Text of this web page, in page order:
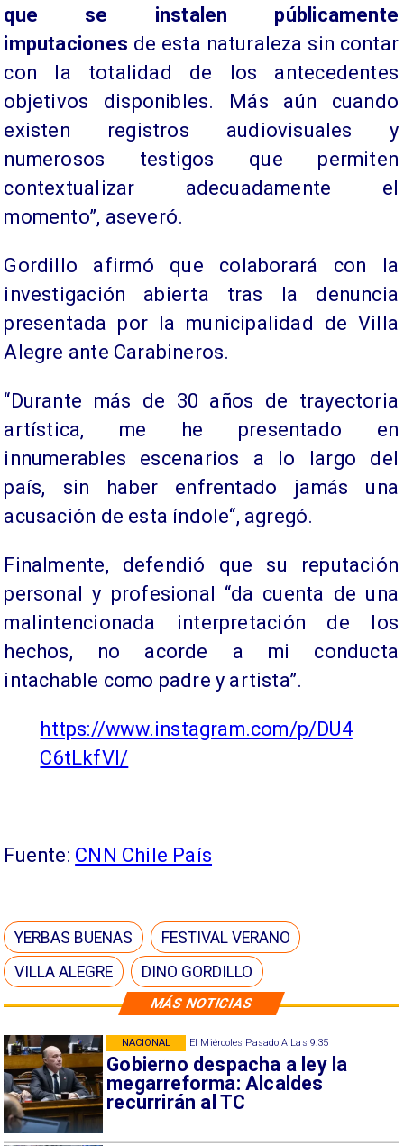
MÁS NOTICIAS
El Miércoles Pasado A Las 9:35
Gobierno despacha a ley la
megarreforma: Alcaldes
recurrirán al TC
NACIONAL
que se instalen públicamente
imputaciones de esta naturaleza sin contar
con la totalidad de los antecedentes
objetivos disponibles. Más aún cuando
existen registros audiovisuales y
numerosos testigos que permiten
contextualizar adecuadamente el
momento”, aseveró.
Gordillo afirmó que colaborará con la
investigación abierta tras la denuncia
presentada por la municipalidad de Villa
Alegre ante Carabineros.
“Durante más de 30 años de trayectoria
artística, me he presentado en
innumerables escenarios a lo largo del
país, sin haber enfrentado jamás una
acusación de esta índole“, agregó.
Finalmente, defendió que su reputación
personal y profesional “da cuenta de una
malintencionada interpretación de los
hechos, no acorde a mi conducta
intachable como padre y artista”.
https://www.instagram.com/p/DU4
C6tLkfVI/
Fuente: CNN Chile País
YERBAS BUENAS
FESTIVAL VERANO
VILLA ALEGRE
DINO GORDILLO